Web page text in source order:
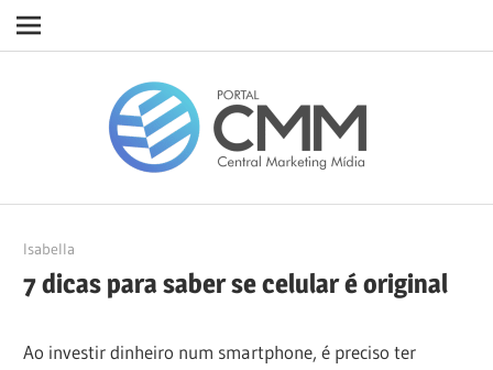
Navigation
24/04/2023
Isabella
7 dicas para saber se celular é original
Ao investir dinheiro num smartphone, é preciso ter